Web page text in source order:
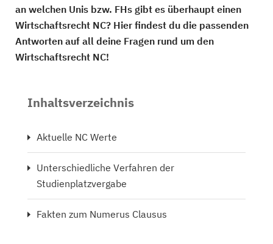
an welchen Unis bzw. FHs gibt es überhaupt einen
Wirtschaftsrecht NC? Hier findest du die passenden
Antworten auf all deine Fragen rund um den
Wirtschaftsrecht NC!
Inhaltsverzeichnis
Aktuelle NC Werte
Unterschiedliche Verfahren der
Studienplatzvergabe
Fakten zum Numerus Clausus